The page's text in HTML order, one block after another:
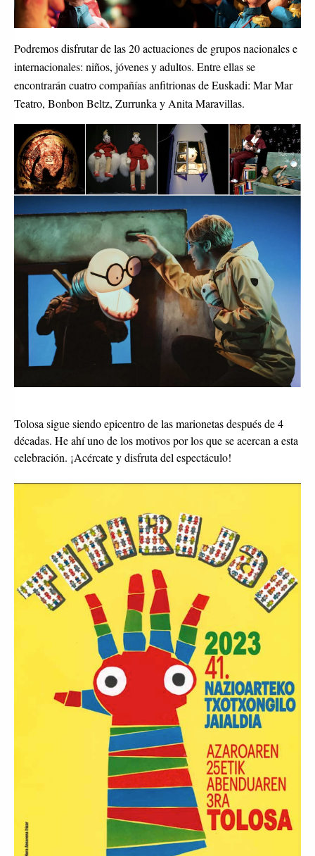
Podremos disfrutar de las 20 actuaciones de grupos nacionales e
internacionales: niños, jóvenes y adultos. Entre ellas se
encontrarán cuatro compañías anfitrionas de Euskadi: Mar Mar
Teatro, Bonbon Beltz, Zurrunka y Anita Maravillas.
Tolosa sigue siendo epicentro de las marionetas después de 4
décadas. He ahí uno de los motivos por los que se acercan a esta
celebración. ¡Acércate y disfruta del espectáculo!